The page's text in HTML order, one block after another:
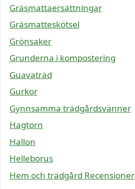
Gräsmattaersättningar
Gräsmatteskötsel
Grönsaker
Grunderna i kompostering
Guavaträd
Gurkor
Gynnsamma trädgårdsvänner
Hagtorn
Hallon
Helleborus
Hem och trädgård Recensioner